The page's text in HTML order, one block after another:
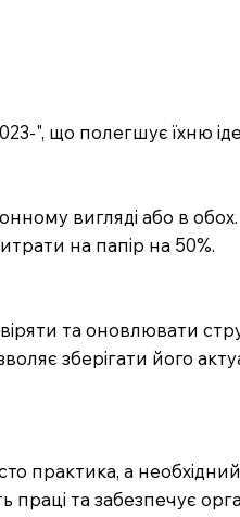
", що полегшує їхню
вигляді або в обох.
на папір на 50%.
та оновлювати
зберігати його
практика, а
та забезпечує